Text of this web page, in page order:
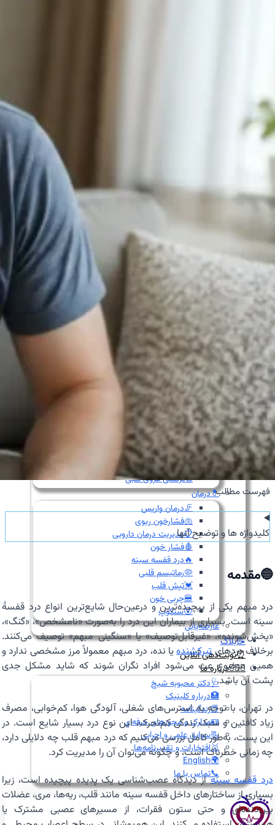
🛡️مشاوره پیشگیری
🍎مشاوره تخصصی تغذیه
🔎چکاپ و غربالگری
🚭مشاوره ترک سیگار
🎗️درمان سرطان سینه
👩‍⚕️مشاوره جراحی زنان
✨جراحی زیبایی
⏳پیش و پس از جراحی
🏥حین درمان سرطان
⚖️کنترل وزن
🗓️پیش از عمل‌ها
🧠جراحی مغز و اعصاب
👴🏻قلب سالمندان
💡تشخیص
👨‍⚕️ویزیت‌تخصصی
🫀ساختارقلب
🎚️دریچه‌ها
🧬بیماری‌های مادرزادی
⚡آریتمی‌های قلبی
💔نارسایی‌های قلبی
♨️گرفتگی عروق قلبی
💊درمان
🦵درمان واریس
🫁فشارخون ریوی
📋مدیریت درمان دارویی
🩸فشار خون
🔥درد قفسه سینه
🦠رماتیسم قلبی
💓تپش قلب
🍔چربی خون
😵سنکوپ
عارضه‌یابی
📝بلاگ
⏰نوبت‌دهی آنلاین
👩🏻‍⚕️درباره ما
🩺دکتر محبوبه شیخ
🏥درباره کلینیک
📕زندگینامه
🪪مدارک و مجوزهای حرفه‌ای
📃سوابق علمی و اجرایی
🥇افتخارات و تقدیرنامه‌ها
🌍English
📞تماس با ما
فهرست مطالب
کلیدواژه ها و توضیح آنها
🔵مقدمه
درد مبهم یکی از پیچیده‌ترین و درعین‌حال شایع‌ترین انواع درد قفسهٔ
سینه است. بسیاری از بیماران این درد را به‌صورت «نامشخص»، «گنگ»،
«پخش‌شونده»، «غیرقابل‌توصیف» یا «سنگینی مبهم» توصیف می‌کنند.
برخلاف دردهایتیرکشندهیا نده، درد مبهم معمولاً مرز مشخصی ندارد و
همین موضوع عث می‌شود افراد نگران شوند که شاید مشکل جدی
پشت آن باشد.
در تهران، با توجه به استرس‌های شغلی، آلودگی هوا، کم‌خوابی، مصرف
زیاد کافئین و سبک زندگی کم‌تحرک، این نوع درد بسیار شایع است. در
این پست، به‌طور کامل بررسی می‌کنیم که درد مبهم قلب چه دلایلی دارد،
چه زمانی خطرناک است، و چگونه می‌توان آن را مدیریت کرد.
درد قفسه سینهاز دیدگاه عصب‌شناسی یک پدیده پیچیده است، زیرا
بسیاری از ساختارهای داخل قفسه سینه مانند قلب، ریه‌ها، مری، عضلات
بین‌دنده‌ای و حتی ستون فقرات، از مسیرهای عصبی مشترک یا